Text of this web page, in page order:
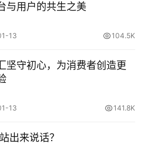
与用户的共生之美
13 104.5K
坚守初心，为消费者创造更
13 141.8K
出来说话？